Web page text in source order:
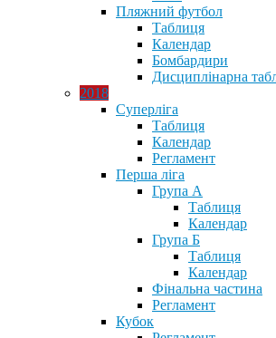
Пляжний футбол
Таблиця
Календар
Бомбардири
Дисциплінарна
2018
Суперліга
Таблиця
Календар
Регламент
Перша ліга
Група А
Таблиця
Календар
Група Б
Таблиця
Календар
Фінальна частина
Регламент
Кубок